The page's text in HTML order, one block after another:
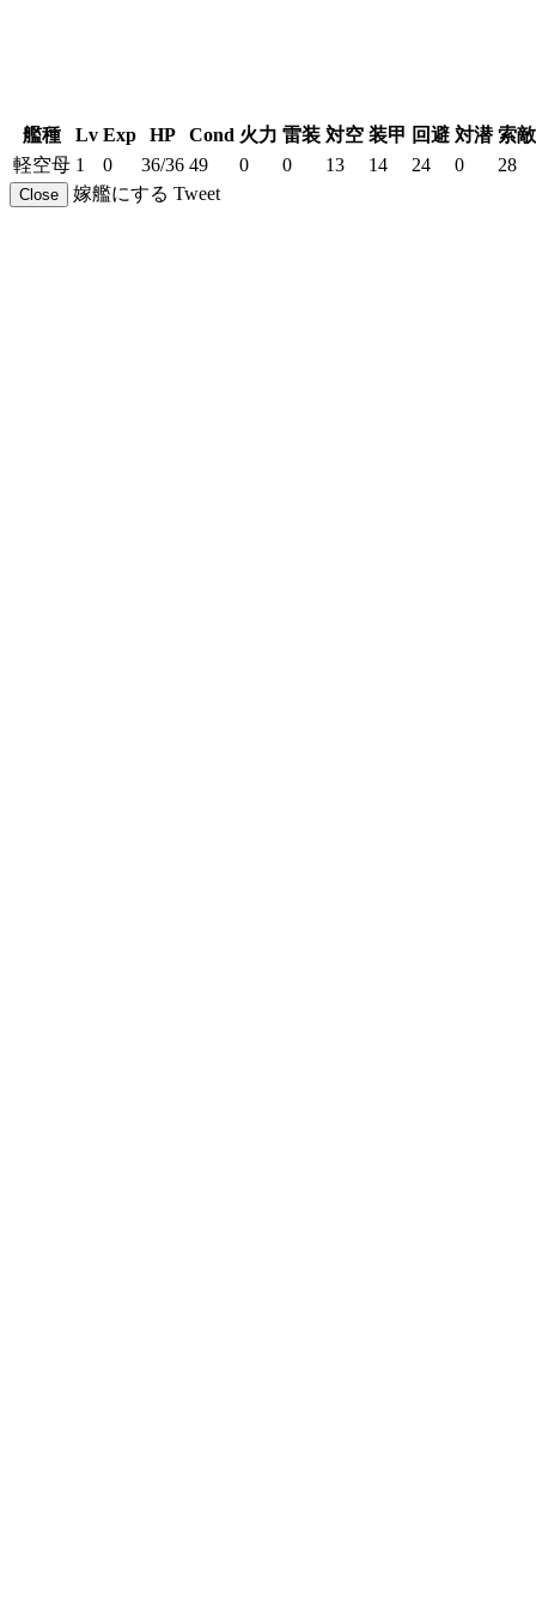
艦種 Lv Exp HP Cond 火力 雷装 対空 装甲 回避 対潜 索敵
軽空母 1 0 36/36 49 0 0 13 14 24 0 28
Close 嫁艦にする Tweet